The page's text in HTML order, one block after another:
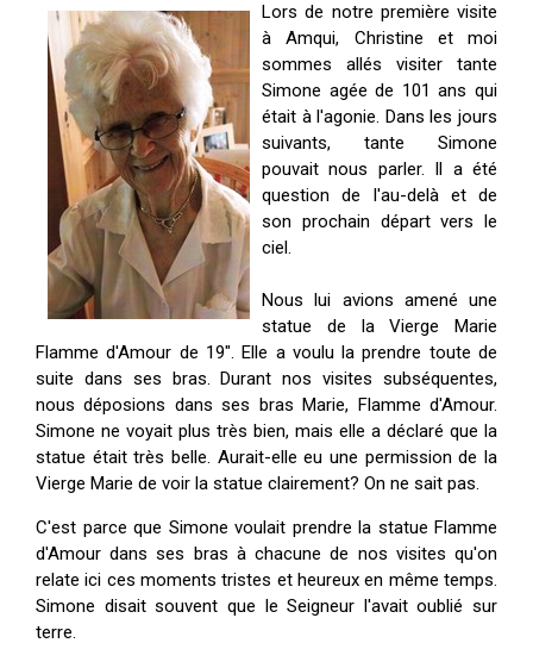
Lors de notre première visite
à Amqui, Christine et moi
sommes allés visiter tante
Simone agée de 101 ans qui
était à l'agonie. Dans les jours
suivants, tante Simone
pouvait nous parler. Il a été
question de l'au-delà et de
son prochain départ vers le
ciel.
Nous lui avions amené une
statue de la Vierge Marie
Flamme d'Amour de 19". Elle a voulu la prendre toute de
suite dans ses bras. Durant nos visites subséquentes,
nous déposions dans ses bras Marie, Flamme d'Amour.
Simone ne voyait plus très bien, mais elle a déclaré que la
statue était très belle. Aurait-elle eu une permission de la
Vierge Marie de voir la statue clairement? On ne sait pas.
C'est parce que Simone voulait prendre la statue Flamme
d'Amour dans ses bras à chacune de nos visites qu'on
relate ici ces moments tristes et heureux en même temps.
Simone disait souvent que le Seigneur l'avait oublié sur
terre.